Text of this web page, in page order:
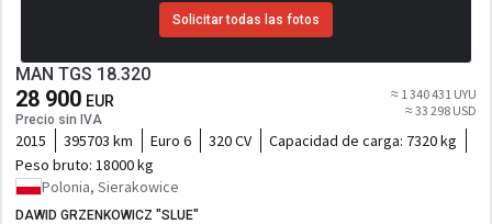
Solicitar todas las fotos
MAN TGS 18.320
28 900 EUR
Precio sin IVA
≈ 1 340 431 UYU
≈ 33 298 USD
2015 395703 km Euro 6 320 CV Capacidad de carga: 7320 kg
Peso bruto: 18000 kg
Polonia, Sierakowice
DAWID GRZENKOWICZ "SLUE"